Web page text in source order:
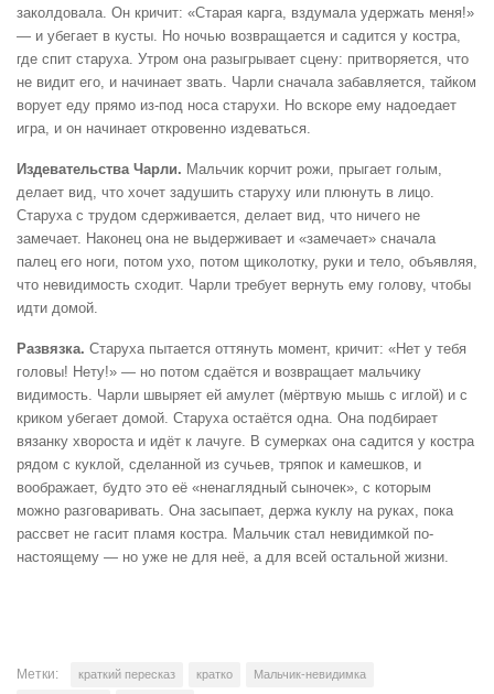
заколдовала. Он кричит: «Старая карга, вздумала удержать меня!»
— и убегает в кусты. Но ночью возвращается и садится у костра,
где спит старуха. Утром она разыгрывает сцену: притворяется, что
не видит его, и начинает звать. Чарли сначала забавляется, тайком
ворует еду прямо из-под носа старухи. Но вскоре ему надоедает
игра, и он начинает откровенно издеваться.
Издевательства Чарли. Мальчик корчит рожи, прыгает голым,
делает вид, что хочет задушить старуху или плюнуть в лицо.
Старуха с трудом сдерживается, делает вид, что ничего не
замечает. Наконец она не выдерживает и «замечает» сначала
палец его ноги, потом ухо, потом щиколотку, руки и тело, объявляя,
что невидимость сходит. Чарли требует вернуть ему голову, чтобы
идти домой.
Развязка. Старуха пытается оттянуть момент, кричит: «Нет у тебя
головы! Нету!» — но потом сдаётся и возвращает мальчику
видимость. Чарли швыряет ей амулет (мёртвую мышь с иглой) и с
криком убегает домой. Старуха остаётся одна. Она подбирает
вязанку хвороста и идёт к лачуге. В сумерках она садится у костра
рядом с куклой, сделанной из сучьев, тряпок и камешков, и
воображает, будто это её «ненаглядный сыночек», с которым
можно разговаривать. Она засыпает, держа куклу на руках, пока
рассвет не гасит пламя костра. Мальчик стал невидимкой по-
настоящему — но уже не для неё, а для всей остальной жизни.
Метки: краткий пересказ кратко Мальчик-невидимка